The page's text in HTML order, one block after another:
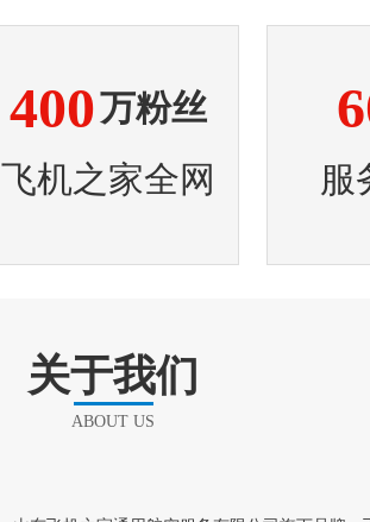
3 4
400万粉丝
飞机之家全网
服
关于我们
ABOUT US